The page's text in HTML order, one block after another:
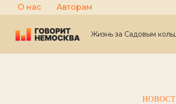
Перейти
к
содержимому
О нас Авторам
Жизнь за Садовым